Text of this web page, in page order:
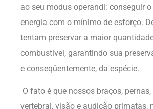
ao seu modus operandi: conseguir
energia com o mínimo de esforço.
tentam preservar a maior
combustível, garantindo sua
e conseqüentemente, da espécie.
O fato é que nossos braços,
vertebral, visão e audição primatas,